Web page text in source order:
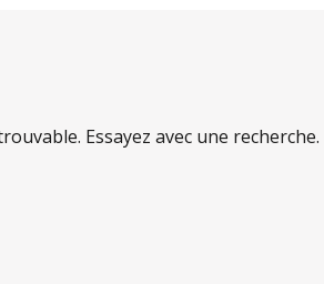
Essayez avec une recherche.